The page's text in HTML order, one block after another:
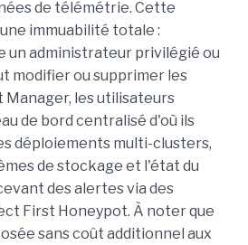
de télémétrie. Cette
immuabilité totale :
un administrateur privilégié ou
modifier ou supprimer les
Manager, les utilisateurs
de bord centralisé d'où ils
déploiements multi-clusters,
de stockage et l'état du
des alertes via des
First Honeypot. À noter que
sans coût additionnel aux